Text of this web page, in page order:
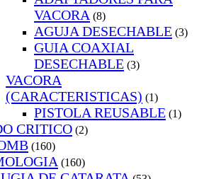
VACORA (8)
AGUJA DESECHABLE (3)
GUIA COAXIAL
DESECHABLE (3)
VACORA
(CARACTERISTICAS) (1)
PISTOLA REUSABLE (1)
CRITICO (2)
(160)
(160)